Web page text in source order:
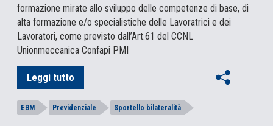
formazione mirate allo sviluppo delle competenze di base, di
alta formazione e/o specialistiche delle Lavoratrici e dei
Lavoratori, come previsto dall’Art.61 del CCNL
Unionmeccanica Confapi PMI
Leggi tutto
EBM Previdenziale Sportello bilateralità